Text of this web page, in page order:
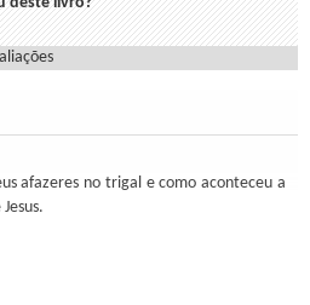
afazeres no trigal e como aconteceu a